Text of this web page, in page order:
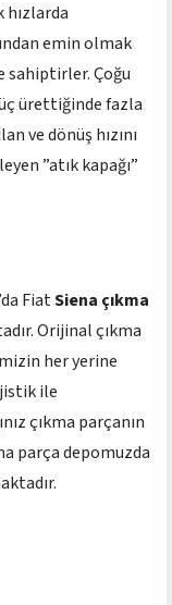
hızlarda
emin olmak
sahiptirler. Çoğu
ürettiğinde fazla
ve dönüş hızını
”atık kapağı”
FiatSiena çıkma
Orijinal çıkma
her yerine
ile
çıkma parçanın
parça depomuzda